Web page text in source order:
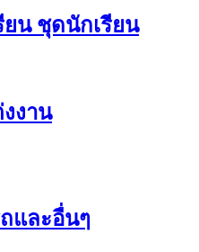
ยน ชุดนักเรียน
งาน
และอื่นๆ